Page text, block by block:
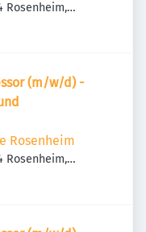
Rosenheim,
(m/w/d) -
Rosenheim
Rosenheim,